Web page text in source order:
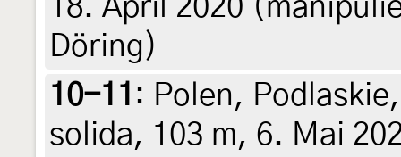
18. April 2020
Döring)
10-11 : Polen,
solida, 103 m, 6. Mai